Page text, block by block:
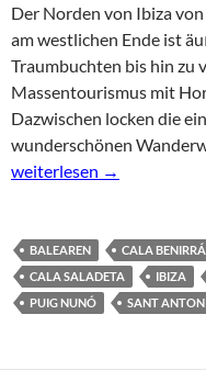
Der Norden von Ibiza
am westlichen Ende ist
Traumbuchten bis hin zu
Massentourismus mit
Dazwischen locken die
wunderschönen
Ibiza: Portinatx im
weiterlesen →
BALEAREN CALA
CALA SALADETA
IBIZA
PUIG NUNÓ
SANT